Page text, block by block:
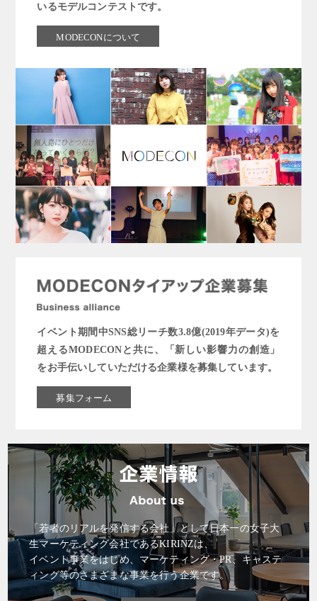
いるモデルコンテストです。
MODECONについて
イベント期間中SNS総リーチ数3.8億(2019年データ)を
超えるMODECONと共に、「新しい影響力の創造」
をお手伝いしていただける企業様を募集しています。
募集フォーム
「若者のリアルを発信する会社」として日本一の女子大
生マーケティング会社であるKIRINZは、
イベント事業をはじめ、マーケティング・PR、キャステ
ィング等のさまざまな事業を行う企業です。